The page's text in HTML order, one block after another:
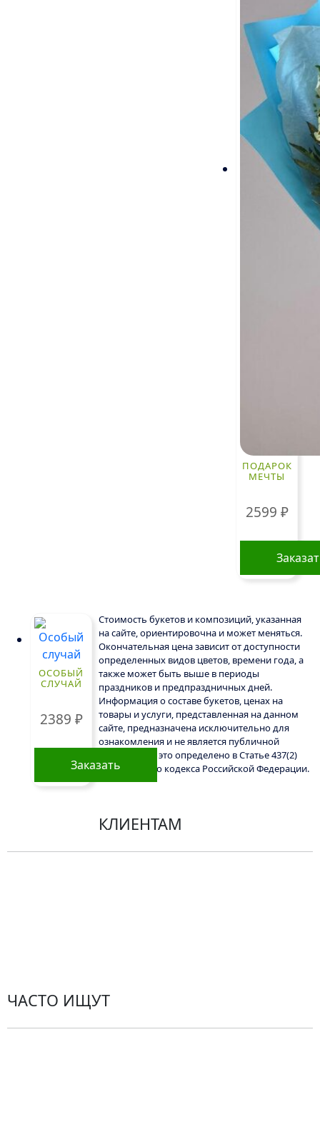
ПОДАРОК
МЕЧТЫ
2599 ₽
ОСОБЫЙ
СЛУЧАЙ
2389 ₽
Заказать
Стоимость букетов и композиций, указанная
на сайте, ориентировочна и может меняться.
Окончательная цена зависит от доступности
определенных видов цветов, времени года, а
также может быть выше в периоды
праздников и предпраздничных дней.
Информация о составе букетов, ценах на
товары и услуги, представленная на данном
сайте, предназначена исключительно для
ознакомления и не является публичной
офертой, как это определено в Статье 437(2)
Гражданского кодекса Российской Федерации.
КЛИЕНТАМ
ЧАСТО ИЩУТ